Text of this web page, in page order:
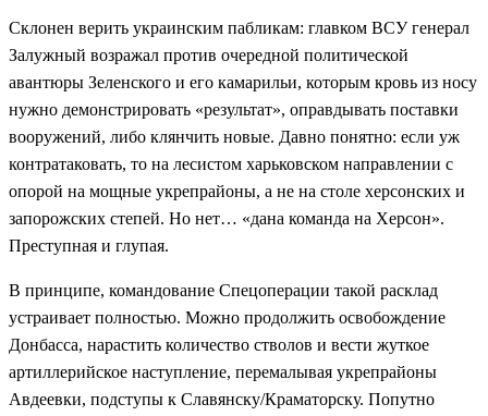
Склонен верить украинским пабликам: главком ВСУ генерал
Залужный возражал против очередной политической
авантюры Зеленского и его камарильи, которым кровь из носу
нужно демонстрировать «результат», оправдывать поставки
вооружений, либо клянчить новые. Давно понятно: если уж
контратаковать, то на лесистом харьковском направлении с
опорой на мощные укрепрайоны, а не на столе херсонских и
запорожских степей. Но нет… «дана команда на Херсон».
Преступная и глупая.
В принципе, командование Спецоперации такой расклад
устраивает полностью. Можно продолжить освобождение
Донбасса, нарастить количество стволов и вести жуткое
артиллерийское наступление, перемалывая укрепрайоны
Авдеевки, подступы к Славянску/Краматорску. Попутно